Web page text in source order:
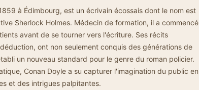
à Édimbourg, est un écrivain écossais dont le nom est
Sherlock Holmes. Médecin de formation, il a commencé
avant de se tourner vers l'écriture. Ses récits
ont non seulement conquis des générations de
un nouveau standard pour le genre du roman policier.
Conan Doyle a su capturer l'imagination du public en
et des intrigues palpitantes.